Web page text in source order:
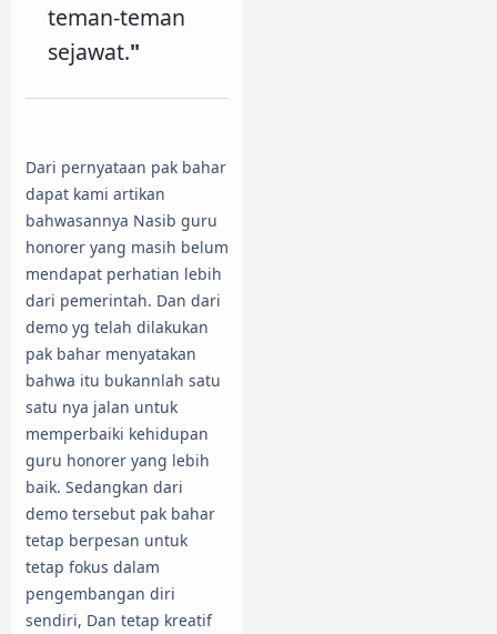
teman-teman
sejawat."
Dari pernyataan pak bahar
dapat kami artikan
bahwasannya Nasib guru
honorer yang masih belum
mendapat perhatian lebih
dari pemerintah. Dan dari
demo yg telah dilakukan
pak bahar menyatakan
bahwa itu bukannlah satu
satu nya jalan untuk
memperbaiki kehidupan
guru honorer yang lebih
baik. Sedangkan dari
demo tersebut pak bahar
tetap berpesan untuk
tetap fokus dalam
pengembangan diri
sendiri, Dan tetap kreatif